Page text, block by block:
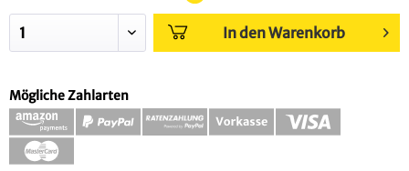
In den Warenkorb
Mögliche Zahlarten